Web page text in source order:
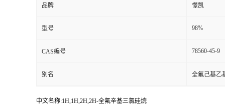
品牌 憬凯
型号 98%
CAS编号 78560-45-9
别名 全氟己基乙
中文名称:1H,1H,2H,2H-全氟辛基三氯硅烷